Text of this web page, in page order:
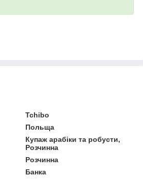
Tchibo
Польща
Купаж арабіки та робусти,
Розчинна
Розчинна
Банка